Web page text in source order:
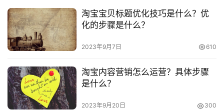
电
商
创
业
创
业
项
投稿
以上就是关于“淘宝在哪里设置”的相关内容，如果
大家喜欢小编分享的内容，记得点个关注哦！
推荐阅读：
京东双十一如何爆单？有哪些扶持？
京东双十一降价多少？有跨店满减吗？
淘宝宝贝标题优化技巧是什么？优
化的步骤是什么？
2023年9月7日 610
淘宝内容营销怎么运营？具体步骤
是什么？
2023年9月20日 300